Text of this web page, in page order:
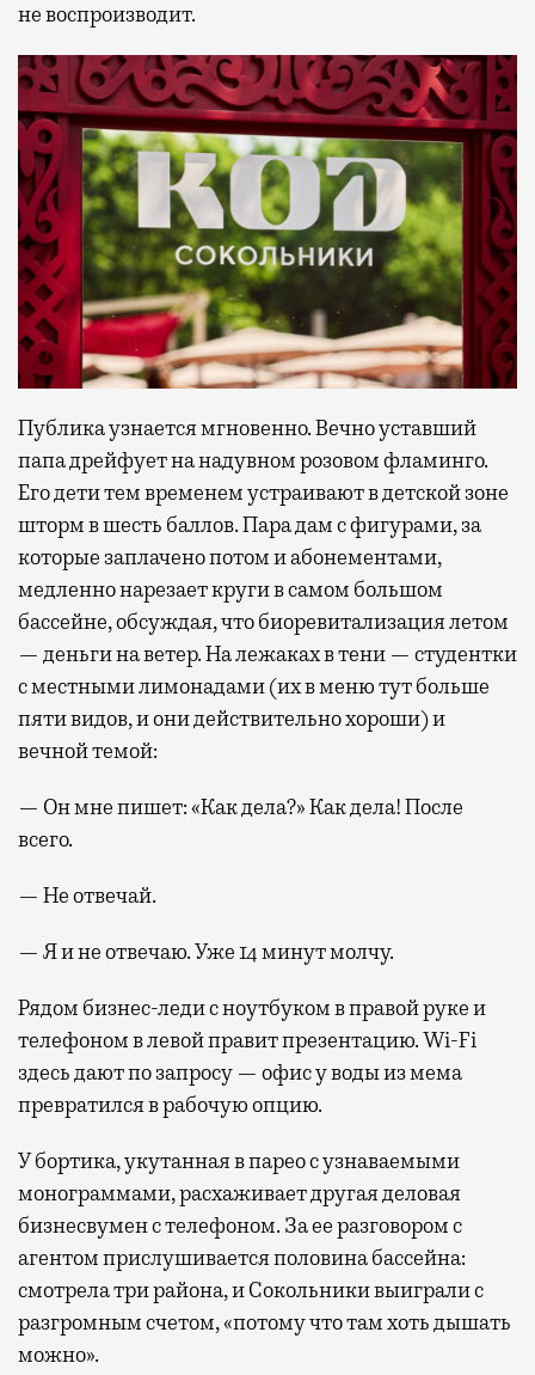
не воспроизводит.
Публика узнается мгновенно. Вечно уставший
папа дрейфует на надувном розовом фламинго.
Его дети тем временем устраивают в детской зоне
шторм в шесть баллов. Пара дам с фигурами, за
которые заплачено потом и абонементами,
медленно нарезает круги в самом большом
бассейне, обсуждая, что биоревитализация летом
— деньги на ветер. На лежаках в тени — студентки
с местными лимонадами (их в меню тут больше
пяти видов, и они действительно хороши) и
вечной темой:
— Он мне пишет: «Как дела?» Как дела! После
всего.
— Не отвечай.
— Я и не отвечаю. Уже 14 минут молчу.
Рядом бизнес-леди с ноутбуком в правой руке и
телефоном в левой правит презентацию. Wi-Fi
здесь дают по запросу — офис у воды из мема
превратился в рабочую опцию.
У бортика, укутанная в парео с узнаваемыми
монограммами, расхаживает другая деловая
бизнесвумен с телефоном. За ее разговором с
агентом прислушивается половина бассейна:
смотрела три района, и Сокольники выиграли с
разгромным счетом, «потому что там хоть дышать
можно».